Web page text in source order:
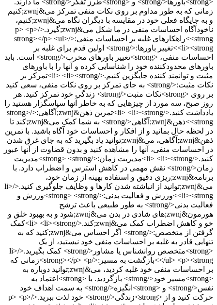
زمانی که به طور مداوم بر روی نکات منفی تمرکز می&zwnj;کنیم
و به جایگاه فعلی خود در مقایسه با دیگران نگاه می&zwnj;کنیم،
ناخودآگاه احساسات منفی در ما شکل می&zwnj;گیرد.</p> <p>
<strong>راهکارهای غلبه بر احساسات منفی:</strong></p> <ul>
<li><strong>تغییر باورها:</strong> اولین قدم برای غلبه بر
احساسات منفی، <strong>تغییر باورهای مخرب</strong> است. باید
باورهای محدودکننده خود را شناسایی کرده و آنها را با باورهای
مثبت و توانمند کننده جایگزین کنیم.</li> <li><strong>تمرکز بر
نکات مثبت:</strong> به جای تمرکز بر روی نکات منفی، سعی کنید
بر روی <strong>نکات مثبت</strong> زندگی خود تمرکز کنید. هر
روز صبح، سه مورد از چیزهایی که به خاطر آنها سپاسگزار هستید را
یادداشت کنید.</li> <li><strong>تمرین ذهن&zwnj;آگاهی:</strong>
<strong>ذهن&zwnj;آگاهی</strong> به شما کمک می&zwnj;کند تا
در لحظه حال بمانید و از افکار و احساسات خود آگاه باشید. با تمرین
ذهن&zwnj;آگاهی، می&zwnj;توانید یاد بگیرید که به جای غرق شدن
در احساسات منفی، آنها را مشاهده کنید و بدون قضاوت از آنها عبور
کنید.</li> <li><strong>مدیریت زمان:</strong> <strong>مدیریت
زمان</strong> نقش مهمی در کاهش استرس و اضطراب دارد. با
برنامه&zwnj;ریزی دقیق و استفاده بهینه از زمان خود،
می&zwnj;توانید از انباشته شدن کارها و وظایف جلوگیری کنید.</li>
<li><strong>ورزش و فعالیت بدنی:</strong> <strong>ورزش و
فعالیت بدنی</strong> به طور طبیعی باعث ترشح
هورمون&zwnj;های شادی در بدن می&zwnj;شود و به بهبود خلق و
خو و کاهش اضطراب کمک می&zwnj;کند.</li> <li><strong>کمک
گرفتن از متخصص:</strong> اگر احساس می&zwnj;کنید که به
تنهایی قادر به غلبه بر احساسات منفی خود نیستید، از یک
<strong>متخصص روانشناس یا مشاور</strong> کمک بگیرید.</li>
</ul> <p><strong>بازگشت به مسیر:</strong></p> <p>زمانی که
بر احساسات منفی خود غلبه کردید، می&zwnj;توانید دوباره به
<strong>مسیر خود</strong> بازگردید. با <strong>اعتماد به
نفس</strong> و <strong>انگیزه</strong> به سمت اهداف خود
حرکت کنید و از <strong>زندگی</strong> خود لذت ببرید.</p> <p>